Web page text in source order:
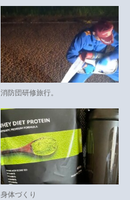
消防団研修旅行。
身体づくり